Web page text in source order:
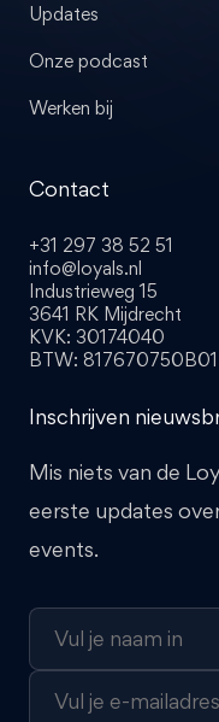
Updates
Onze podcast
Werken bij
Contact
+31 297 38 52 51
info@loyals.nl
Industrieweg 15
3641 RK Mijdrecht
KVK: 30174040
BTW: 817670750B01
Inschrijven
Mis niets van de
eerste updates
events.